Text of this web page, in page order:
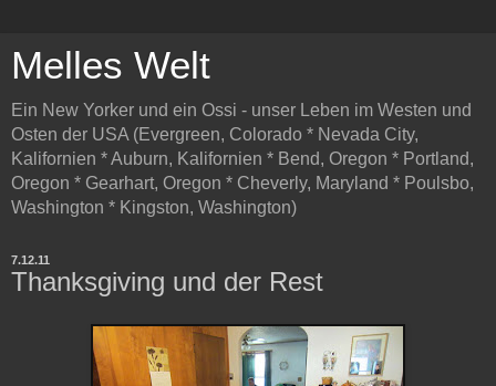
Melles Welt
Ein New Yorker und ein Ossi - unser Leben im Westen und
Osten der USA (Evergreen, Colorado * Nevada City,
Kalifornien * Auburn, Kalifornien * Bend, Oregon * Portland,
Oregon * Gearhart, Oregon * Cheverly, Maryland * Poulsbo,
Washington * Kingston, Washington)
7.12.11
Thanksgiving und der Rest